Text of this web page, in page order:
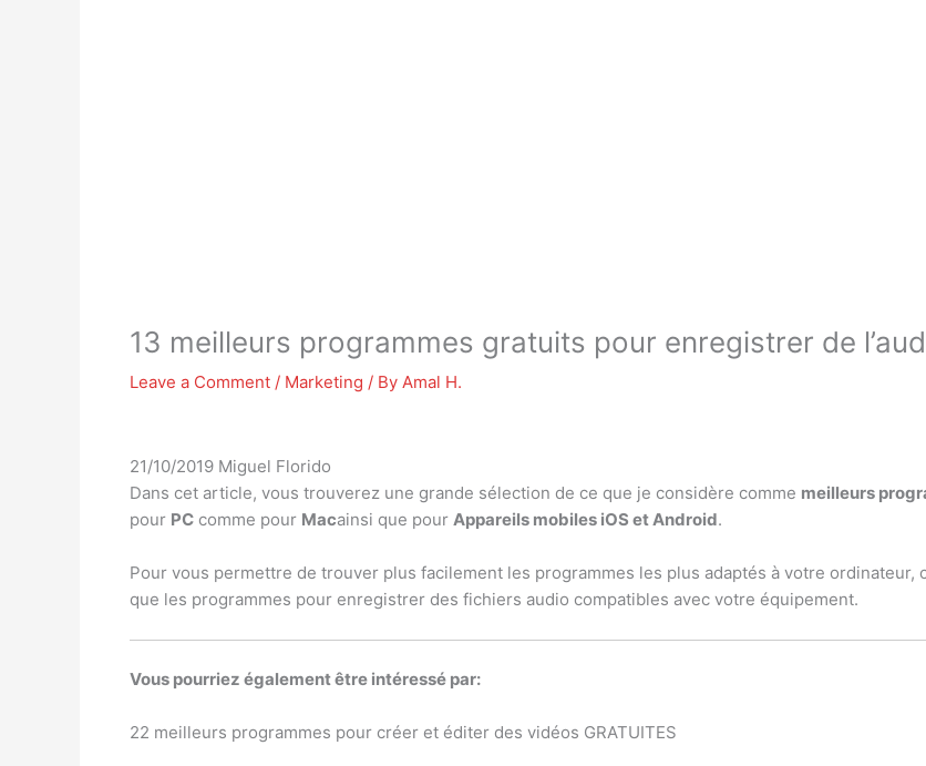
13 meilleurs programmes gratuits pour enregistrer de
Leave a Comment / Marketing / By Amal H.
21/10/2019 Miguel Florido
Dans cet article, vous trouverez une grande sélection de ce que je considère comme meilleurs
pour PC comme pour Macainsi que pour Appareils mobiles iOS et Android.
Pour vous permettre de trouver plus facilement les programmes les plus adaptés à votre
que les programmes pour enregistrer des fichiers audio compatibles avec votre équipement.
Vous pourriez également être intéressé par:
22 meilleurs programmes pour créer et éditer des vidéos GRATUITES